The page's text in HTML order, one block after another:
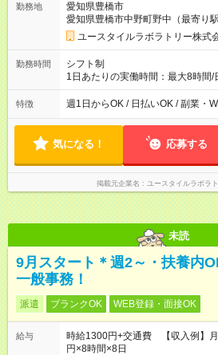
月 ※ 雇用形態と給与に、本採用時
用形態：本採用時と同じです。 給
勤務地
愛知県豊橋市
愛知県豊橋市中野町野中（最寄り駅
ユースタイルラボラトリー株式
勤務時間
シフト制
1日あたりの実働時間：最大8時間/
00 ※週1日～OK ／ 夜勤専従 ＊＊ 勤務時間例 ＊＊ ■22時か
ら翌7時 ■23時から翌8時 ■24時から翌9時
ます。 ※曜日固定（毎週同じ曜日
特徴 週1日からOK / 日払いOK / 副業・
気になる！ 応募する
掲載元企業名 ユースタイルラボラ
未読
9月スタート＊週2～・扶養内
一般事務！
派遣 ブランクOK WEB登録・面接OK
給与
時給1300円+交通費 【収入例】
円×8時間×8日